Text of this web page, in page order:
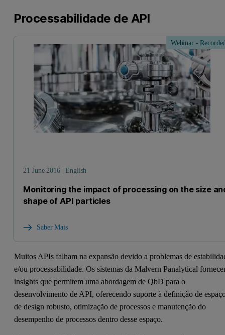
Processabilidade de API
Webinar -
21 June 2016 | English
Monitoring the impact of processing on the size
shape of API particles
Saber Mais
Muitos APIs falham na expansão devido a problemas de
e/ou processabilidade. Os sistemas da Malvern Panalytical
insights que permitem uma abordagem de QbD para o
desenvolvimento de API, oferecendo suporte à definição de
de design robusto, otimização de processos e manutenção do
desempenho de processos dentro desse espaço.